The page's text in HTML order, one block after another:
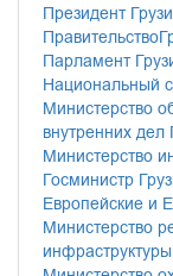
Президент
Парламент
Национальный
Министерство
внутренних дел
Министерство
Госминистр
Европейские и
Министерство